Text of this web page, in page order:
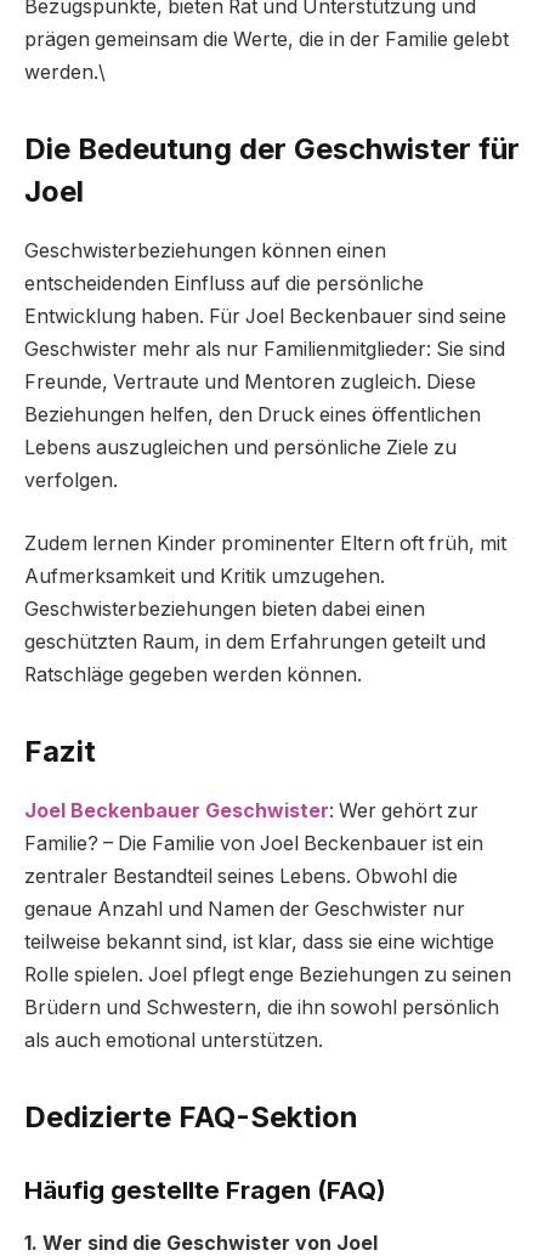
Bezugspunkte, bieten Rat und Unterstützung und
prägen gemeinsam die Werte, die in der Familie gelebt
werden.\
Die Bedeutung der Geschwister für
Joel
Geschwisterbeziehungen können einen
entscheidenden Einfluss auf die persönliche
Entwicklung haben. Für Joel Beckenbauer sind seine
Geschwister mehr als nur Familienmitglieder: Sie sind
Freunde, Vertraute und Mentoren zugleich. Diese
Beziehungen helfen, den Druck eines öffentlichen
Lebens auszugleichen und persönliche Ziele zu
verfolgen.
Zudem lernen Kinder prominenter Eltern oft früh, mit
Aufmerksamkeit und Kritik umzugehen.
Geschwisterbeziehungen bieten dabei einen
geschützten Raum, in dem Erfahrungen geteilt und
Ratschläge gegeben werden können.
Fazit
Joel Beckenbauer Geschwister: Wer gehört zur
Familie? – Die Familie von Joel Beckenbauer ist ein
zentraler Bestandteil seines Lebens. Obwohl die
genaue Anzahl und Namen der Geschwister nur
teilweise bekannt sind, ist klar, dass sie eine wichtige
Rolle spielen. Joel pflegt enge Beziehungen zu seinen
Brüdern und Schwestern, die ihn sowohl persönlich
als auch emotional unterstützen.
Dedizierte FAQ-Sektion
Häufig gestellte Fragen (FAQ)
1. Wer sind die Geschwister von Joel